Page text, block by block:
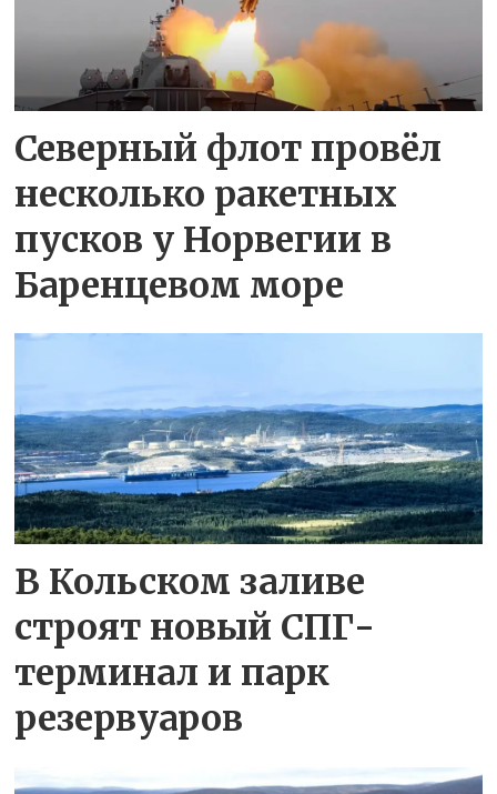
Северный флот провёл
несколько ракетных
пусков у Норвегии в
Баренцевом море
В Кольском заливе
строят новый СПГ-
терминал и парк
резервуаров